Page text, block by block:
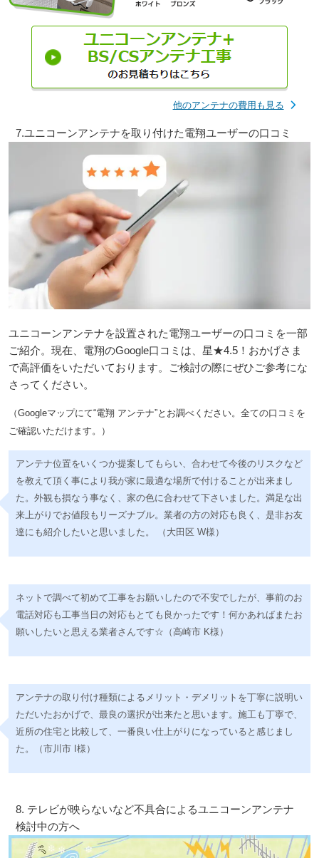
他のアンテナの費用も見る
7.ユニコーンアンテナを取り付けた電翔ユーザーの口コミ
ユニコーンアンテナを設置された電翔ユーザーの口コミを一部
ご紹介。現在、電翔のGoogle口コミは、星★4.5！おかげさま
で高評価をいただいております。ご検討の際にぜひご参考にな
さってください。
（Googleマップにて“電翔 アンテナ”とお調べください。全ての口コミを
ご確認いただけます。）
アンテナ位置をいくつか提案してもらい、合わせて今後のリスクなど
を教えて頂く事により我が家に最適な場所で付けることが出来まし
た。外観も損なう事なく、家の色に合わせて下さいました。満足な出
来上がりでお値段もリーズナブル。業者の方の対応も良く、是非お友
達にも紹介したいと思いました。 （大田区 W様）
ネットで調べて初めて工事をお願いしたので不安でしたが、事前のお
電話対応も工事当日の対応もとても良かったです！何かあればまたお
願いしたいと思える業者さんです☆（高崎市 K様）
アンテナの取り付け種類によるメリット・デメリットを丁寧に説明い
ただいたおかげで、最良の選択が出来たと思います。施工も丁寧で、
近所の住宅と比較して、一番良い仕上がりになっていると感じまし
た。（市川市 I様）
8. テレビが映らないなど不具合によるユニコーンアンテナ
検討中の方へ